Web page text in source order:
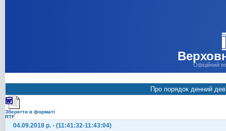
Офіційний
Про порядок денний
Зберегти в форматі
RTF
04.09.2018 р. - (11:41:32-11:43:04)